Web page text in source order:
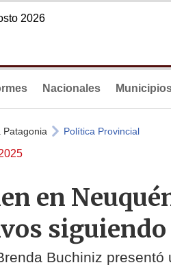
2026
Nacionales
Patagonia Política Provincial
en
Buchiniz